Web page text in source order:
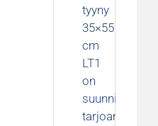
tyyny
35×55
cm
LT1
on
suunniteltu
tarjoamaan